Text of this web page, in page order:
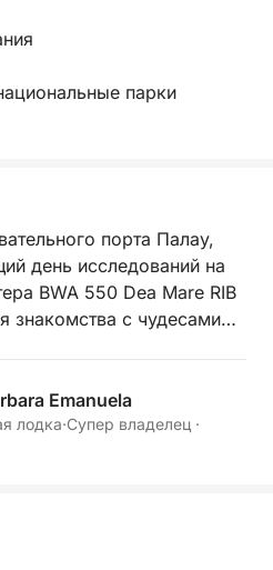
парки
порта Палау,
день исследований на
BWA 550 Dea Mare RIB
знакомства с чудесами
в полной свободе.
навигации среди самых
предлагая
острова. Вашей
Emanuela
лодка·Супер владелец ·